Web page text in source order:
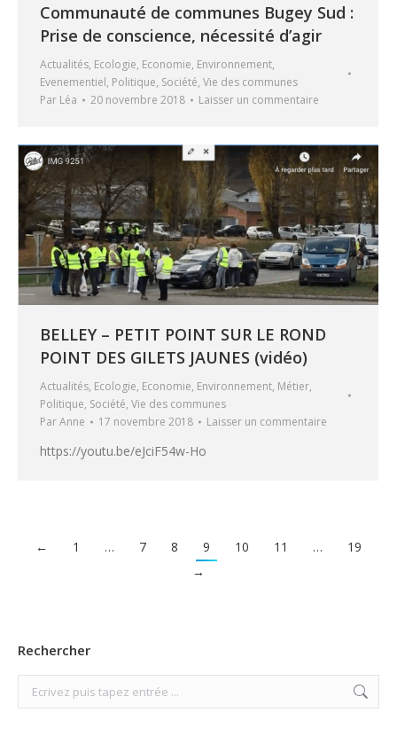
Communauté de communes Bugey Sud :
Prise de conscience, nécessité d’agir
Actualités, Ecologie, Economie, Environnement,
Evenementiel, Politique, Société, Vie des communes
Par Léa 20 novembre 2018 Laisser un commentaire
BELLEY – PETIT POINT SUR LE ROND
POINT DES GILETS JAUNES (vidéo)
Actualités, Ecologie, Economie, Environnement, Métier,
Politique, Société, Vie des communes
ParAnne 17 novembre 2018 Laisser un commentaire
https://youtu.be/eJciF54w-Ho
← 1 … 7 8 9 10 11 …
19
→
Rechercher
Search: